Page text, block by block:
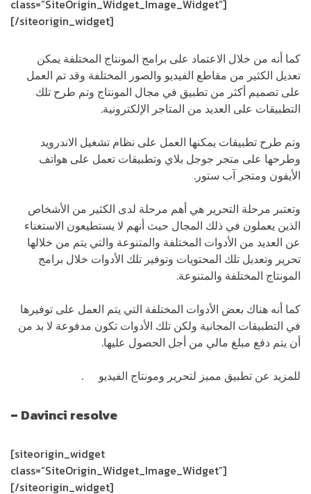
class=”SiteOrigin_Widget_Image_Widget”]
[/siteorigin_widget]
كما أنه من خلال الاعتماد على برامج المونتاج المختلفة يمكن
تعديل الكثير من مقاطع الفيديو والصور المختلفة وقد تم العمل
على تصميم أكثر من تطبيق في مجال المونتاج وتم طرح تلك
التطبيقات على العديد من المتاجر الإلكترونية.
وتم طرح تطبيقات يمكنها العمل على نظام تشغيل الاندرويد
وطرحها على متجر جوجل بلاي وتطبيقات تعمل على هواتف
الأيفون ومتجر آب ستور.
وتعتبر مرحلة التحرير هي أهم مرحلة لدى الكثير من الأشخاص
الذين يعملون في ذلك المجال حيث أنهم لا يستطيعون الاستغناء
عن العديد من الأدوات المختلفة والمتنوعة والتي يتم من خلالها
تحرير وتعديل تلك المحتويات وتوفير تلك الأدوات خلال برامج
المونتاج المختلفة والمتنوعة.
كما أنه هناك بعض الأدوات المختلفة التي يتم العمل على توفيرها
في التطبيقات المجانية ولكن تلك الأدوات تكون مدفوعة لا بد من
أن يتم دفع مبلغ مالي من أجل الحصول عليها.
للمزيد عن تطبيق مميز لتحرير ومونتاج الفيديو
.
– Davinci resolve
[siteorigin_widget
class=”SiteOrigin_Widget_Image_Widget”]
[/siteorigin_widget]